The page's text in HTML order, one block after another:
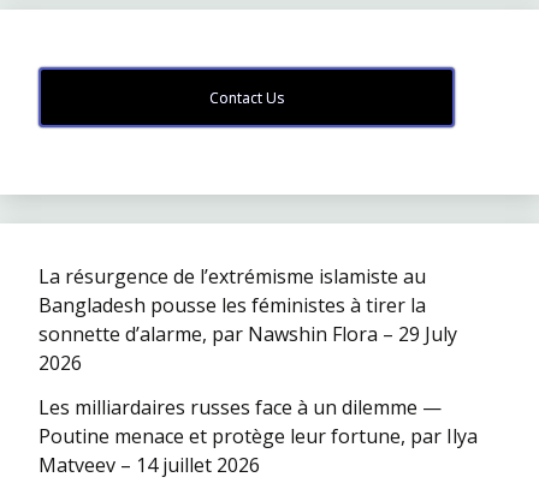
Contact Us
La résurgence de l’extrémisme islamiste au
Bangladesh pousse les féministes à tirer la
sonnette d’alarme, par Nawshin Flora – 29 July
2026
Les milliardaires russes face à un dilemme —
Poutine menace et protège leur fortune, par Ilya
Matveev – 14 juillet 2026